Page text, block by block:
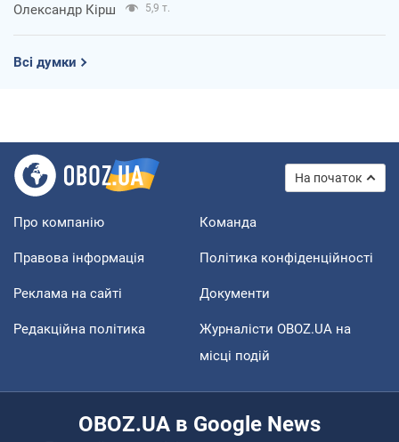
Олександр Кірш 5,9 т.
Всі думки
На початок
Про компанію Команда
Правова інформація Політика конфіденційності
Реклама на сайті Документи
Редакційна політика
Журналісти OBOZ.UA на
місці подій
OBOZ.UA в Google News